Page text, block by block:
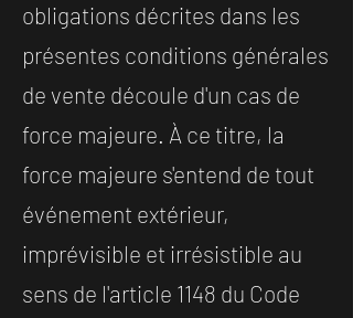
obligations décrites dans les
présentes conditions générales
de vente découle d'un cas de
force majeure. À ce titre, la
force majeure s'entend de tout
événement extérieur,
imprévisible et irrésistible au
sens de l'article 1148 du Code